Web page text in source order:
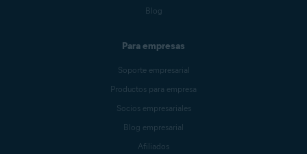
Blog
Para empresas
Soporte empresarial
Productos para empresa
Socios empresariales
Blog empresarial
Afiliados